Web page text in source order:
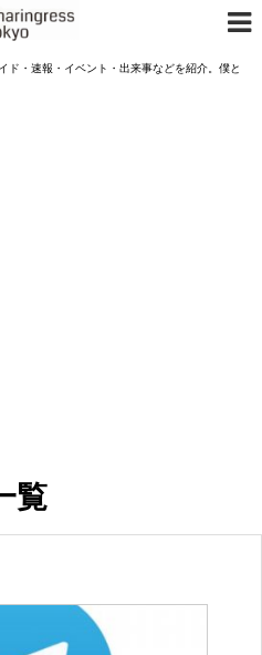
ド・速報・イベント・出来事などを紹介。僕と
覧